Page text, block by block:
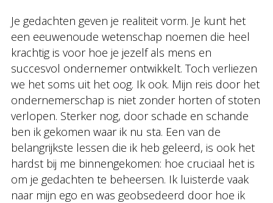
Je gedachten geven je realiteit vorm. Je kunt het
een eeuwenoude wetenschap noemen die heel
krachtig is voor hoe je jezelf als mens en
succesvol ondernemer ontwikkelt. Toch verliezen
we het soms uit het oog. Ik ook. Mijn reis door het
ondernemerschap is niet zonder horten of stoten
verlopen. Sterker nog, door schade en schande
ben ik gekomen waar ik nu sta. Een van de
belangrijkste lessen die ik heb geleerd, is ook het
hardst bij me binnengekomen: hoe cruciaal het is
om je gedachten te beheersen. Ik luisterde vaak
naar mijn ego en was geobsedeerd door hoe ik